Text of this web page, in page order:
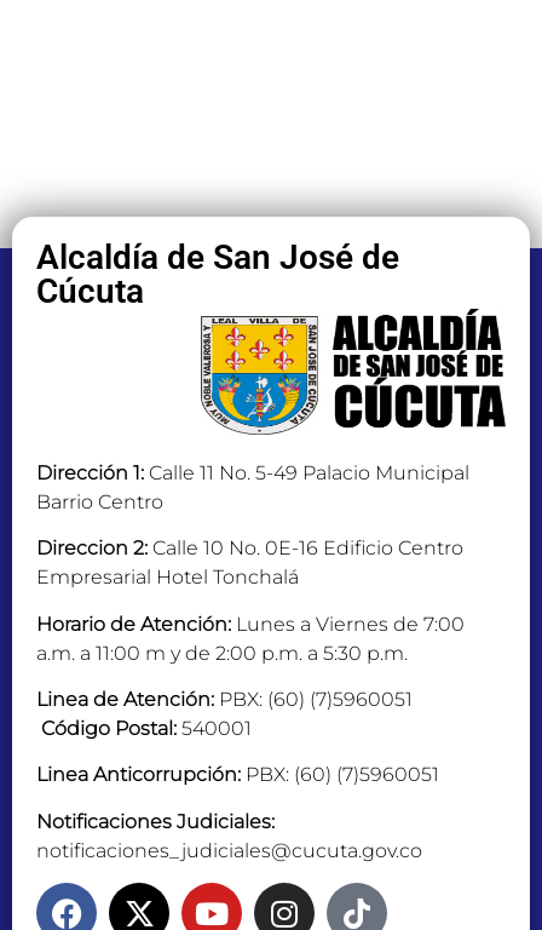
Alcaldía de San José de
Cúcuta
Dirección 1: Calle 11 No. 5-49 Palacio Municipal
Barrio Centro
Direccion 2: Calle 10 No. 0E-16 Edificio Centro
Empresarial Hotel Tonchalá
Horario de Atención: Lunes a Viernes de 7:00
a.m. a 11:00 m y de 2:00 p.m. a 5:30 p.m.
Linea de Atención: PBX: (60) (7)5960051
Código Postal: 540001
Linea Anticorrupción: PBX: (60) (7)5960051
Notificaciones Judiciales:
notificaciones_judiciales@cucuta.gov.co